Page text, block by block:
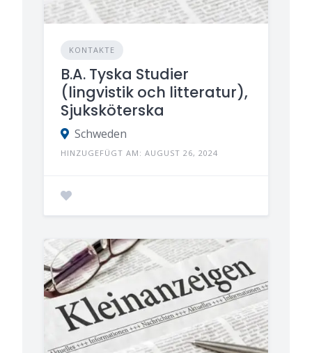
KONTAKTE
B.A. Tyska Studier
(lingvistik och litteratur),
Sjuksköterska
Schweden
HINZUGEFÜGT AM: AUGUST 26, 2024